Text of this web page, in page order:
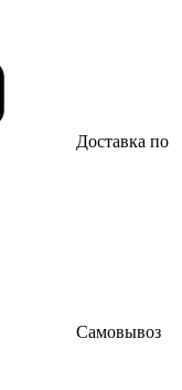
Доставка по
Самовывоз